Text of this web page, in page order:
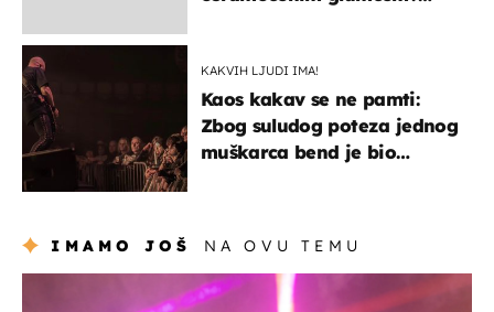
KAKVIH LJUDI IMA!
Kaos kakav se ne pamti:
Zbog suludog poteza jednog
muškarca bend je bio
IMAMO JOŠ NA OVU TEMU